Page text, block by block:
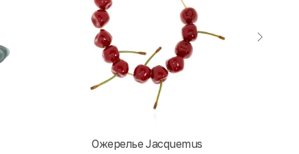
Ожерелье Jacquemus